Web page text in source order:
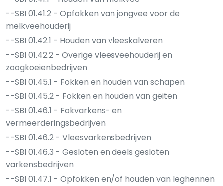
--SBI 01.41.2 - Opfokken van jongvee voor de
melkveehouderij
--SBI 01.42.1 - Houden van vleeskalveren
--SBI 01.42.2 - Overige vleesveehouderij en
zoogkoeienbedrijven
--SBI 01.45.1 - Fokken en houden van schapen
--SBI 01.45.2 - Fokken en houden van geiten
--SBI 01.46.1 - Fokvarkens- en
vermeerderingsbedrijven
--SBI 01.46.2 - Vleesvarkensbedrijven
--SBI 01.46.3 - Gesloten en deels gesloten
varkensbedrijven
--SBI 01.47.1 - Opfokken en/of houden van leghennen